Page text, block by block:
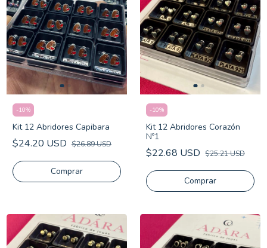
-10%
Kit 12 Abridores Capibara
$24.20 USD $26.89 USD
-10%
Kit 12 Abridores Corazón
Nº1
$22.68 USD $25.21 USD